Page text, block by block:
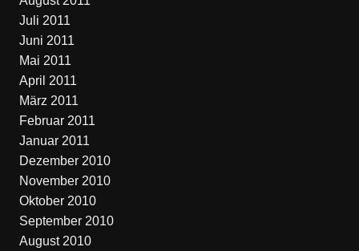
Juli 2011
Juni 2011
Mai 2011
April 2011
März 2011
Februar 2011
Januar 2011
Dezember 2010
November 2010
Oktober 2010
September 2010
August 2010